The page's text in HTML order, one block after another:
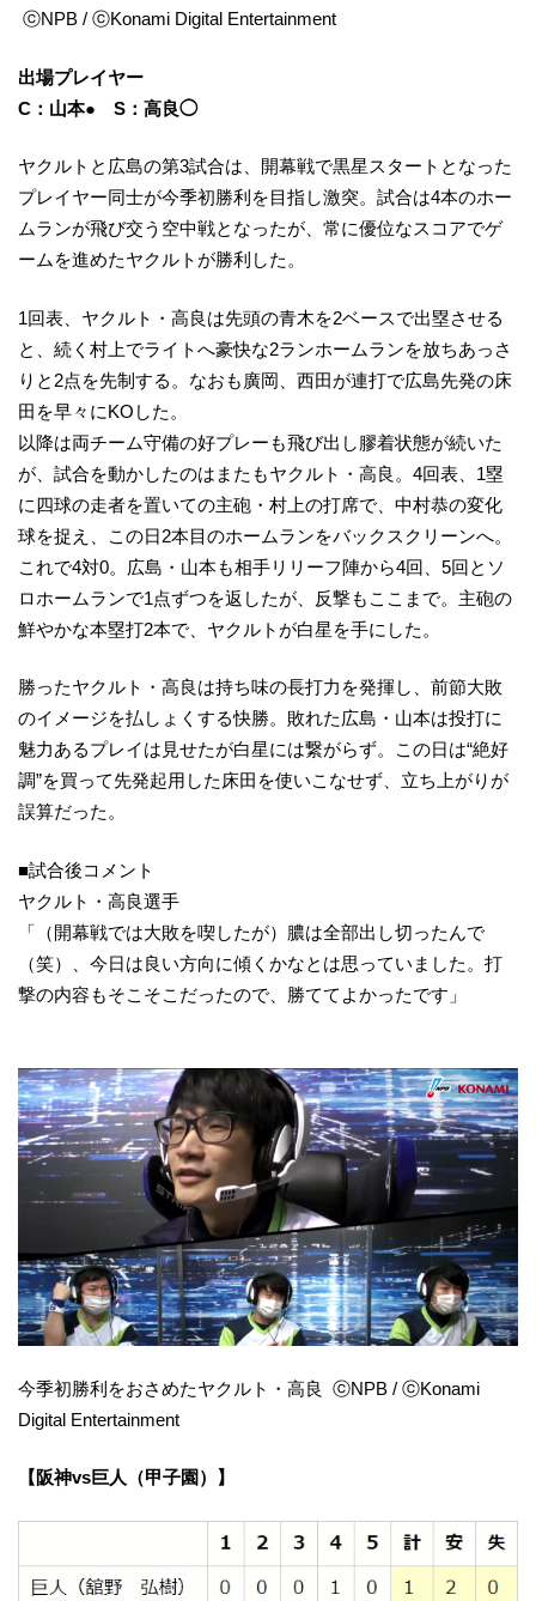
ⓒNPB / ⓒKonami Digital Entertainment
出場プレイヤー
C：山本● S：高良◯
ヤクルトと広島の第3試合は、開幕戦で黒星スタートとなった
プレイヤー同士が今季初勝利を目指し激突。試合は4本のホー
ムランが飛び交う空中戦となったが、常に優位なスコアでゲ
ームを進めたヤクルトが勝利した。
1回表、ヤクルト・高良は先頭の青木を2ベースで出塁させる
と、続く村上でライトへ豪快な2ランホームランを放ちあっさ
りと2点を先制する。なおも廣岡、西田が連打で広島先発の床
田を早々にKOした。
以降は両チーム守備の好プレーも飛び出し膠着状態が続いた
が、試合を動かしたのはまたもヤクルト・高良。4回表、1塁
に四球の走者を置いての主砲・村上の打席で、中村恭の変化
球を捉え、この日2本目のホームランをバックスクリーンへ。
これで4対0。広島・山本も相手リリーフ陣から4回、5回とソ
ロホームランで1点ずつを返したが、反撃もここまで。主砲の
鮮やかな本塁打2本で、ヤクルトが白星を手にした。
勝ったヤクルト・高良は持ち味の長打力を発揮し、前節大敗
のイメージを払しょくする快勝。敗れた広島・山本は投打に
魅力あるプレイは見せたが白星には繋がらず。この日は“絶好
調”を買って先発起用した床田を使いこなせず、立ち上がりが
誤算だった。
■試合後コメント
ヤクルト・高良選手
「（開幕戦では大敗を喫したが）膿は全部出し切ったんで
（笑）、今日は良い方向に傾くかなとは思っていました。打
撃の内容もそこそこだったので、勝ててよかったです」
今季初勝利をおさめたヤクルト・高良 ⓒNPB / ⓒKonami
Digital Entertainment
【阪神vs巨人（甲子園）】